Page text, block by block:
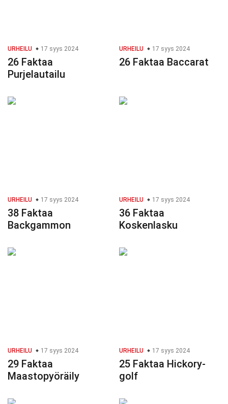
URHEILU 17 syys 2024
26 Faktaa
Purjelautailu
URHEILU 17 syys 2024
26 Faktaa Baccarat
URHEILU 17 syys 2024
38 Faktaa
Backgammon
URHEILU 17 syys 2024
36 Faktaa
Koskenlasku
URHEILU 17 syys 2024
29 Faktaa
Maastopyöräily
URHEILU 17 syys 2024
25 Faktaa Hickory-
golf